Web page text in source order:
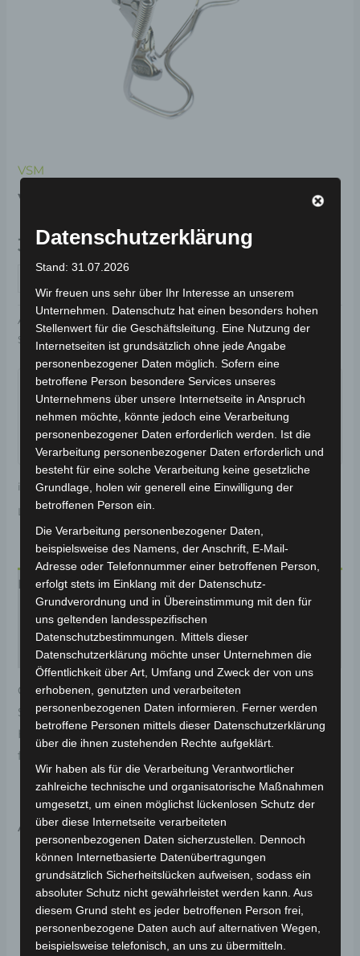
VSM
VSM SEITENSTÄNDER
39,00€ *
Artikelnummer:
Schlagwort:
Fahrwerk & Lenkung
Garantiert sicherer Checkout
inkl. 19 % MwSt.Kostenloser Versand
Lieferzeit:Versandfertig innerhalb 24 Stunden*
Beschreibung
Produktsicherheit
Rezensionen (0)
Original-Ersatzteil für den Elektro-Scooter VSM.
Seitenständer für optimale Funktionalität und
Haltbarkeit. Weitere Informationen zum Fahrzeug
findest du hier:
Ähnliche Produkte
Datenschutzerklärung
Stand: 31.07.2026
Wir freuen uns sehr über Ihr Interesse an unserem
Unternehmen. Datenschutz hat einen besonders hohen
Stellenwert für die Geschäftsleitung. Eine Nutzung der
Internetseiten ist grundsätzlich ohne jede Angabe
personenbezogener Daten möglich. Sofern eine
betroffene Person besondere Services unseres
Unternehmens über unsere Internetseite in Anspruch
nehmen möchte, könnte jedoch eine Verarbeitung
personenbezogener Daten erforderlich werden. Ist die
Verarbeitung personenbezogener Daten erforderlich und
besteht für eine solche Verarbeitung keine gesetzliche
Grundlage, holen wir generell eine Einwilligung der
betroffenen Person ein.
Die Verarbeitung personenbezogener Daten,
beispielsweise des Namens, der Anschrift, E-Mail-
Adresse oder Telefonnummer einer betroffenen Person,
erfolgt stets im Einklang mit der Datenschutz-
Grundverordnung und in Übereinstimmung mit den für
uns geltenden landesspezifischen
Datenschutzbestimmungen. Mittels dieser
Datenschutzerklärung möchte unser Unternehmen die
Öffentlichkeit über Art, Umfang und Zweck der von uns
erhobenen, genutzten und verarbeiteten
personenbezogenen Daten informieren. Ferner werden
betroffene Personen mittels dieser Datenschutzerklärung
über die ihnen zustehenden Rechte aufgeklärt.
Wir haben als für die Verarbeitung Verantwortlicher
zahlreiche technische und organisatorische Maßnahmen
umgesetzt, um einen möglichst lückenlosen Schutz der
über diese Internetseite verarbeiteten
personenbezogenen Daten sicherzustellen. Dennoch
können Internetbasierte Datenübertragungen
grundsätzlich Sicherheitslücken aufweisen, sodass ein
absoluter Schutz nicht gewährleistet werden kann. Aus
diesem Grund steht es jeder betroffenen Person frei,
personenbezogene Daten auch auf alternativen Wegen,
beispielsweise telefonisch, an uns zu übermitteln.